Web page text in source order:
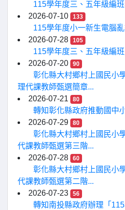
115學年度三、五年級編
2026-07-10
133
115學年度小一新生電腦
2026-07-28
105
115學年度三、五年級編
2026-07-20
90
彰化縣大村鄉村上國民小
理代課教師甄選簡章...
2026-07-21
80
轉知彰化縣政府推動國中
2026-07-29
80
彰化縣大村鄉村上國民小
代課教師甄選第三階...
2026-07-28
60
彰化縣大村鄉村上國民小
代課教師甄選第二階...
2026-07-23
56
轉知南投縣政府辦理「